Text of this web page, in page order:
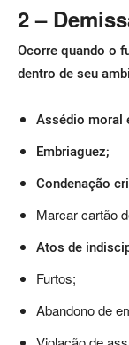
2 –
Ocorre quando o
dentro de seu
Assédio moral
Embriaguez;
Condenação
Marcar cartão
Atos de
Furtos;
Abandono de